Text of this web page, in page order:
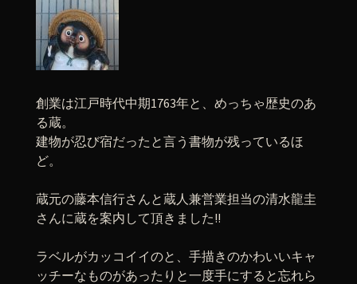
創業は江戸時代中期1763年と、めっちゃ歴史のあ
る蔵。
建物が忍び宿だったと言う書物が残っているほ
ど。
蔵元の藤本信行さんと蔵人兼営業担当の清水龍圭
さんに蔵を案内して頂きました!!
ラベルがカッコイイのと、手描きのかわいいキャ
ッチーなものがあったりと一度手にすると忘れら